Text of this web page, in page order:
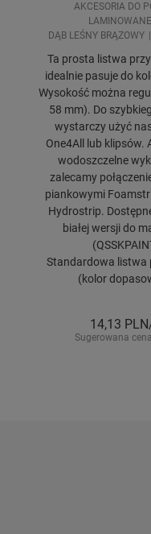
AKCESORIA DO
DĄB LEŚNY BRĄZOWY
Ta prosta listwa
idealnie pasuje do
Wysokość można
58 mm). Do
wystarczy użyć
One4All lub klipsów.
wodoszczelne
zalecamy
piankowymi
Hydrostrip.
białej wersji do
Standardowa listwa
(kolor
14,13
Sugerowana